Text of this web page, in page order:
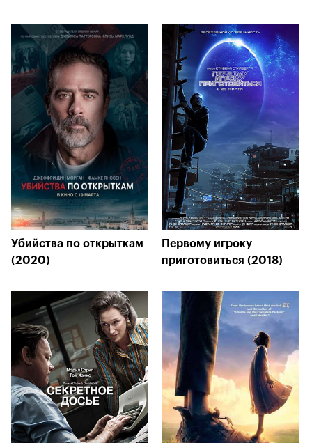
Убийства по открыткам
(2020)
Первому игроку
приготовиться (2018)